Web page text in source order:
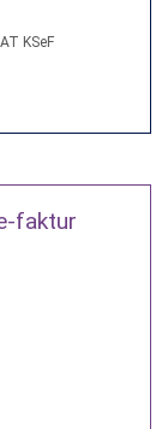
KSeF
faktur